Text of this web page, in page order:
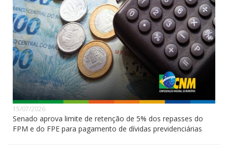
15/07/2026
Senado aprova limite de retenção de 5% dos repasses do
FPM e do FPE para pagamento de dívidas previdenciárias